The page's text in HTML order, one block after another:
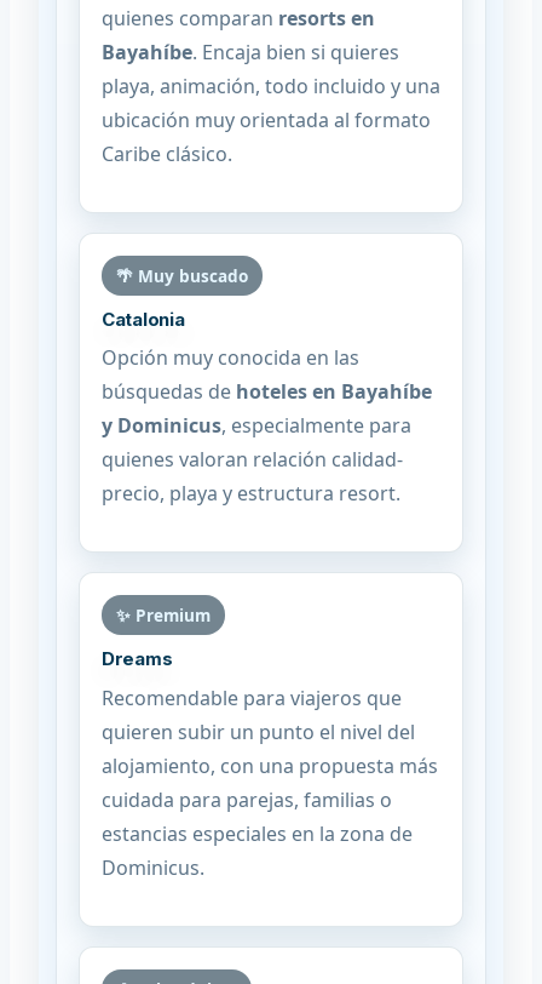
quienes comparan resorts en
Bayahíbe. Encaja bien si quieres
playa, animación, todo incluido y una
ubicación muy orientada al formato
Caribe clásico.
🌴 Muy buscado
Catalonia
Opción muy conocida en las
búsquedas de hoteles en Bayahíbe
y Dominicus, especialmente para
quienes valoran relación calidad-
precio, playa y estructura resort.
✨ Premium
Dreams
Recomendable para viajeros que
quieren subir un punto el nivel del
alojamiento, con una propuesta más
cuidada para parejas, familias o
estancias especiales en la zona de
Dominicus.